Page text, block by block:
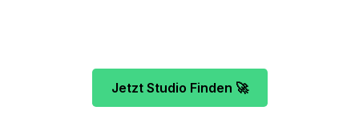
Jetzt Studio Finden 🚀